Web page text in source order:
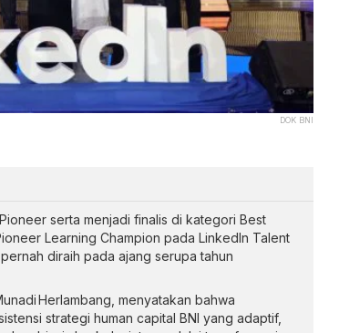
DOK BNI
serta menjadi finalis di kategori Best
Learning Champion pada LinkedIn Talent
diraih pada ajang serupa tahun
Herlambang, menyatakan bahwa
strategi human capital BNI yang adaptif,